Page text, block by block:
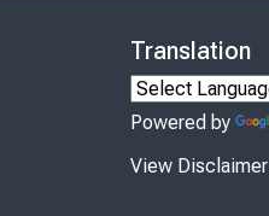
Translation
Powered by
View Disclaimer